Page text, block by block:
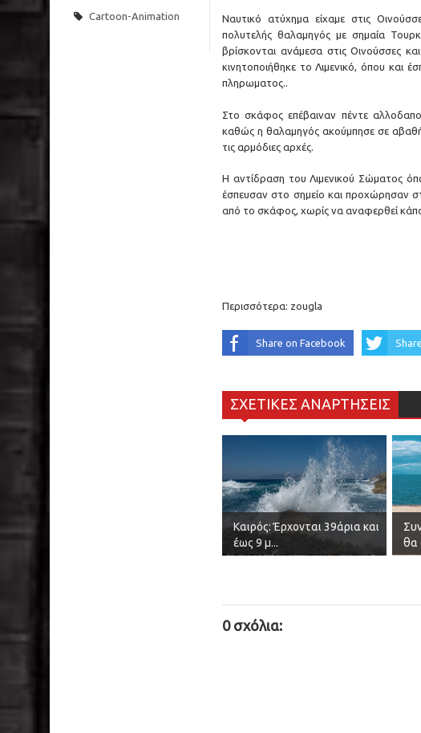
Cartoon-Animation
Ναυτικό ατύχημα είχαμε στις
πολυτελής θαλαμηγός με σημαία
βρίσκονται ανάμεσα στις Οινούσσες
κινητοποιήθηκε το Λιμενικό, όπου και
πληρωματος..
Στο σκάφος επέβαιναν πέντε
καθώς η θαλαμηγός ακούμπησε σε
τις αρμόδιες αρχές.
Η αντίδραση του Λιμενικού Σώματος
έσπευσαν στο σημείο και προχώρησαν
από το σκάφος, χωρίς να αναφερθεί
Περισσότερα: zougla
Share on Facebook
ΣΧΕΤΙΚΕΣ ΑΝΑΡΤΗΣΕΙΣ
Καιρός: Έρχονται 39άρια και
έως 9 μ...
θα
0 σχόλια: